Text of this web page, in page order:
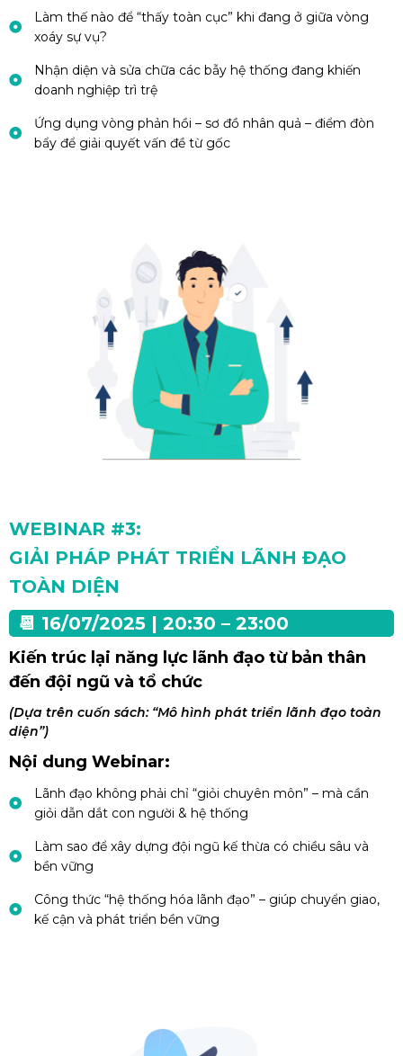
Làm thế nào để “thấy toàn cục” khi đang ở giữa vòng
xoáy sự vụ?
Nhận diện và sửa chữa các bẫy hệ thống đang khiến
doanh nghiệp trì trệ
Ứng dụng vòng phản hồi – sơ đồ nhân quả – điểm đòn
bẩy để giải quyết vấn đề từ gốc
WEBINAR #3:
GIẢI PHÁP PHÁT TRIỂN LÃNH ĐẠO
TOÀN DIỆN
📆 16/07/2025 | 20:30 – 23:00
Kiến trúc lại năng lực lãnh đạo từ bản thân
đến đội ngũ và tổ chức
(Dựa trên cuốn sách: “Mô hình phát triển lãnh đạo toàn
diện”)
Nội dung Webinar:
Lãnh đạo không phải chỉ “giỏi chuyên môn” – mà cần
giỏi dẫn dắt con người & hệ thống
Làm sao để xây dựng đội ngũ kế thừa có chiều sâu và
bền vững
Công thức “hệ thống hóa lãnh đạo” – giúp chuyển giao,
kế cận và phát triển bền vững